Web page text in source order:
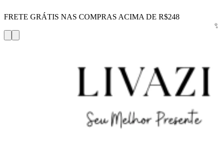
FRETE GRÁTIS NAS COMPRAS ACIMA DE R$248